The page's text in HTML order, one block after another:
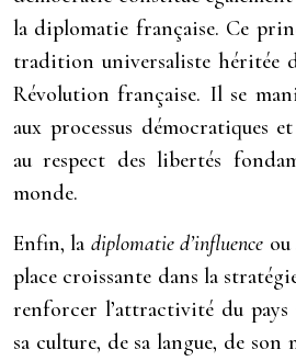
la diplomatie française. Ce
tradition universaliste héritée
Révolution française. Il se
aux processus démocratiques
au respect des libertés
monde.
Enfin, la diplomatie d’influence ou
place croissante dans la
renforcer l’attractivité du
sa culture, de sa langue, de